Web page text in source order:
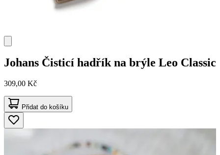
Johans Čisticí hadřík na brýle Leo Classic
309,00 Kč
Přidat do košíku